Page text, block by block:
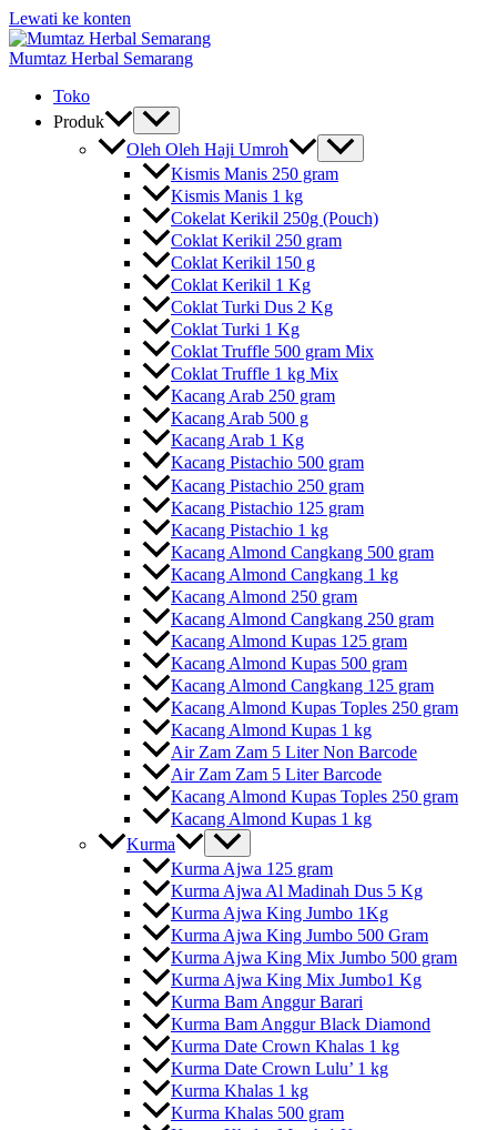
Lewati ke konten
Mumtaz Herbal Semarang
Toko
Produk
Oleh Oleh Haji Umroh
Kismis Manis 250 gram
Kismis Manis 1 kg
Cokelat Kerikil 250g (Pouch)
Coklat Kerikil 250 gram
Coklat Kerikil 150 g
Coklat Kerikil 1 Kg
Coklat Turki Dus 2 Kg
Coklat Turki 1 Kg
Coklat Truffle 500 gram Mix
Coklat Truffle 1 kg Mix
Kacang Arab 250 gram
Kacang Arab 500 g
Kacang Arab 1 Kg
Kacang Pistachio 500 gram
Kacang Pistachio 250 gram
Kacang Pistachio 125 gram
Kacang Pistachio 1 kg
Kacang Almond Cangkang 500 gram
Kacang Almond Cangkang 1 kg
Kacang Almond 250 gram
Kacang Almond Cangkang 250 gram
Kacang Almond Kupas 125 gram
Kacang Almond Kupas 500 gram
Kacang Almond Cangkang 125 gram
Kacang Almond Kupas Toples 250 gram
Kacang Almond Kupas 1 kg
Air Zam Zam 5 Liter Non Barcode
Air Zam Zam 5 Liter Barcode
Kacang Almond Kupas Toples 250 gram
Kacang Almond Kupas 1 kg
Kurma
Kurma Ajwa 125 gram
Kurma Ajwa Al Madinah Dus 5 Kg
Kurma Ajwa King Jumbo 1Kg
Kurma Ajwa King Jumbo 500 Gram
Kurma Ajwa King Mix Jumbo 500 gram
Kurma Ajwa King Mix Jumbo1 Kg
Kurma Bam Anggur Barari
Kurma Bam Anggur Black Diamond
Kurma Date Crown Khalas 1 kg
Kurma Date Crown Lulu’ 1 kg
Kurma Khalas 1 kg
Kurma Khalas 500 gram